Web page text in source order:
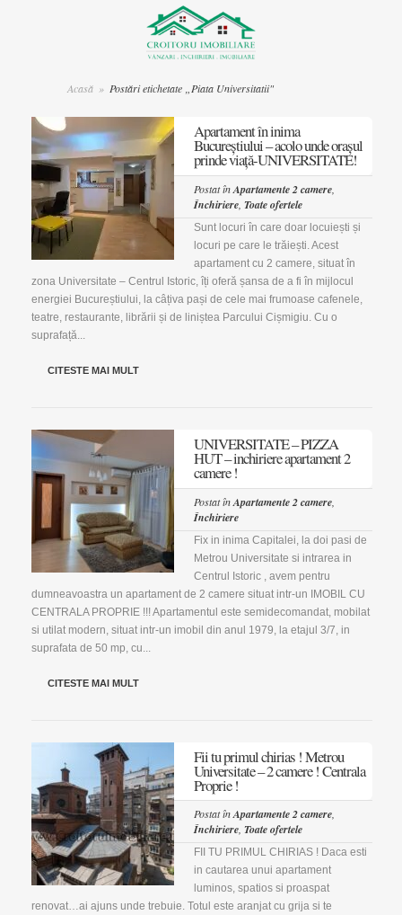
Acasă » Postări etichetate „Piata Universitatii"
Apartament în inima
Bucureștiului – acolo unde orașul
prinde viață-UNIVERSITATE!
Postat înApartamente 2 camere,
Închiriere, Toate ofertele
Sunt locuri în care doar locuiești și
locuri pe care le trăiești. Acest
apartament cu 2 camere, situat în
zona Universitate – Centrul Istoric, îți oferă șansa de a fi în mijlocul
energiei Bucureștiului, la câțiva pași de cele mai frumoase cafenele,
teatre, restaurante, librării și de liniștea Parcului Cișmigiu. Cu o
suprafață...
CITESTE MAI MULT
UNIVERSITATE – PIZZA
HUT – inchiriere apartament 2
camere !
Postat înApartamente 2 camere,
Închiriere
Fix in inima Capitalei, la doi pasi de
Metrou Universitate si intrarea in
Centrul Istoric , avem pentru
dumneavoastra un apartament de 2 camere situat intr-un IMOBIL CU
CENTRALA PROPRIE !!! Apartamentul este semidecomandat, mobilat
si utilat modern, situat intr-un imobil din anul 1979, la etajul 3/7, in
suprafata de 50 mp, cu...
CITESTE MAI MULT
Fii tu primul chirias ! Metrou
Universitate – 2 camere ! Centrala
Proprie !
Postat înApartamente 2 camere,
Închiriere, Toate ofertele
FII TU PRIMUL CHIRIAS ! Daca esti
in cautarea unui apartament
luminos, spatios si proaspat
renovat…ai ajuns unde trebuie. Totul este aranjat cu grija si te